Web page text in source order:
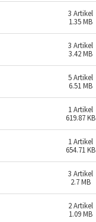
3 Artikel
1.35 MB
3 Artikel
3.42 MB
5Artikel
6.51 MB
1 Artikel
619.87 KB
1 Artikel
654.71 KB
3 Artikel
2.7 MB
2Artikel
1.09 MB